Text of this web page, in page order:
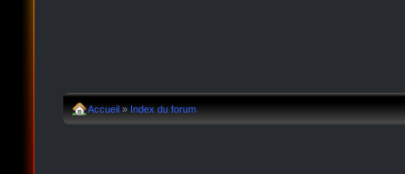
Accueil » Index du forum